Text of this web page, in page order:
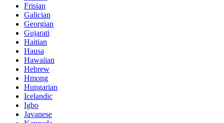
Frisian
Galician
Georgian
Gujarati
Haitian
Hausa
Hawaiian
Hebrew
Hmong
Hungarian
Icelandic
Igbo
Javanese